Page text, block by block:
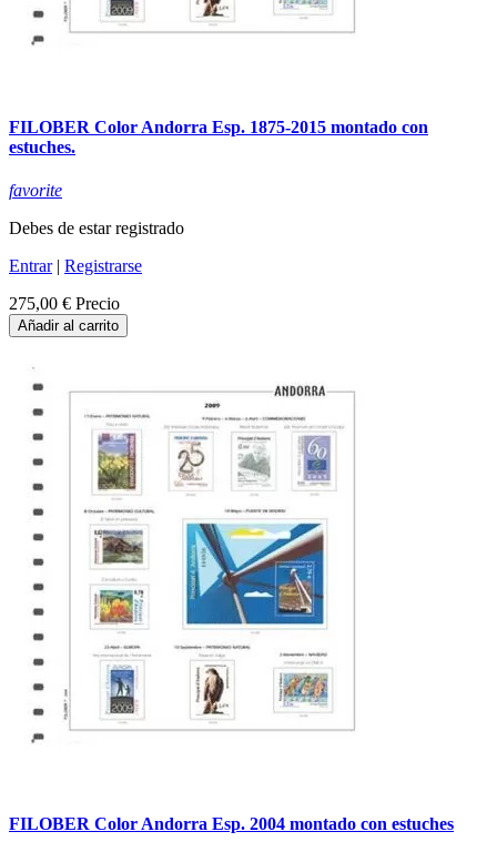
FILOBER Color Andorra Esp. 1875-2015 montado con
estuches.
favorite
Debes de estar registrado
Entrar| Registrarse
275,00 € Precio
Añadir al carrito
FILOBER Color Andorra Esp. 2004 montado con estuches